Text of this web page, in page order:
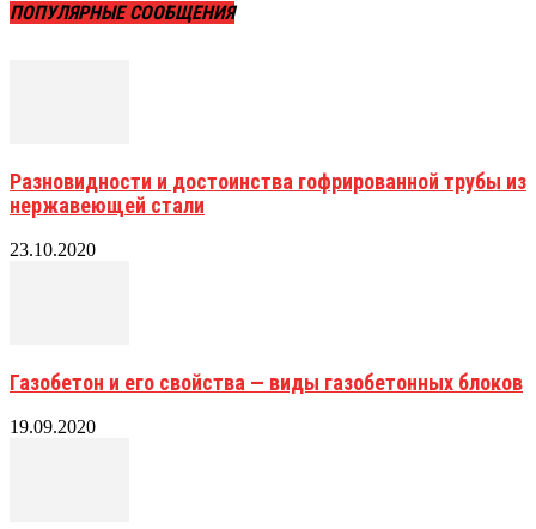
ПОПУЛЯРНЫЕ СООБЩЕНИЯ
Разновидности и достоинства гофрированной трубы из
нержавеющей стали
23.10.2020
Газобетон и его свойства — виды газобетонных блоков
19.09.2020